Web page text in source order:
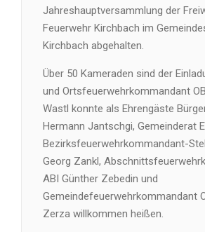
Jahreshauptversammlung der
Feuerwehr Kirchbach im
Kirchbach abgehalten.
Über 50 Kameraden sind der
und Ortsfeuerwehrkommandant
Wastl konnte als Ehrengäste
Hermann Jantschgi, Gemeinderat
Bezirksfeuerwehrkommandant-
Georg Zankl,
ABI Günther Zebedin und
Gemeindefeuerwehrkommandant
Zerza willkommen heißen.